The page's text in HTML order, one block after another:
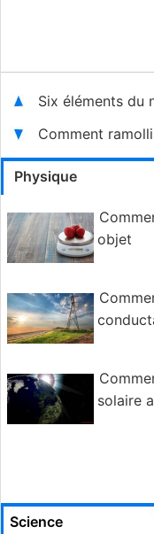
Six éléments du
Comment
Physique
objet
solaire
Science